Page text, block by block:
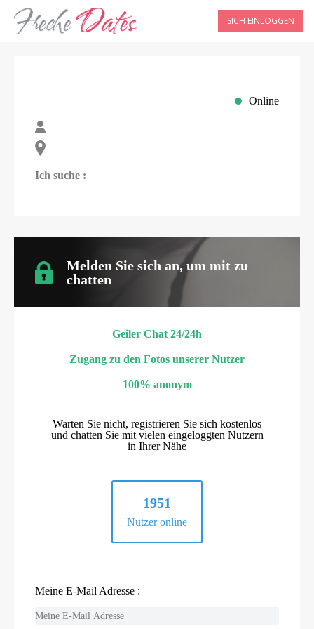
SICH EINLOGGEN
Online
Ich suche :
Melden Sie sich an, um mit zu
chatten
Geiler Chat 24/24h
Zugang zu den Fotos unserer Nutzer
100% anonym
Warten Sie nicht, registrieren Sie sich kostenlos
und chatten Sie mit vielen eingeloggten Nutzern
in Ihrer Nähe
1951
Nutzer online
Meine E-Mail Adresse :